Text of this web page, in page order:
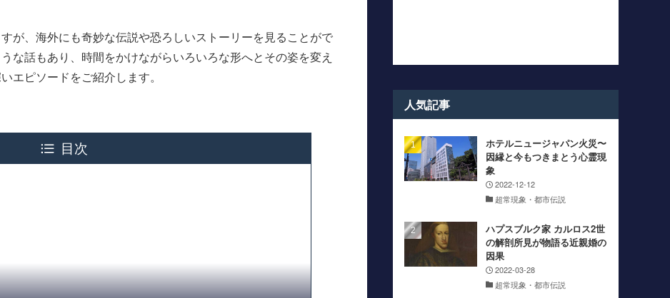
が、海外にも奇妙な伝説や恐ろしいストーリーを見ることがで
な話もあり、時間をかけながらいろいろな形へとその姿を変え
エピソードをご紹介します。
目次
人気記事
ホテルニュージャパン火災〜
因縁と今もつきまとう心霊現
象
2022-12-12
超常現象・都市伝説
ハプスブルク家 カルロス2世
の解剖所見が物語る近親婚の
因果
2022-03-28
超常現象・都市伝説